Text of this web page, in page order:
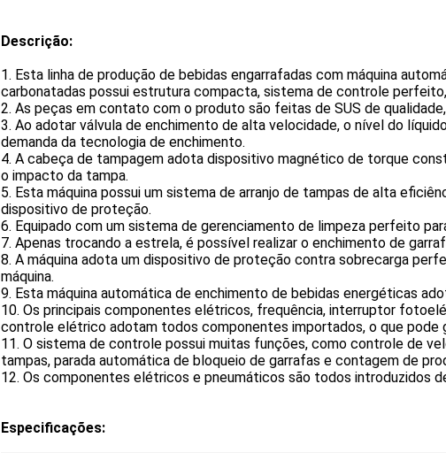
Descrição:
1. Esta linha de produção de bebidas engarrafadas com máquina
carbonatadas possui estrutura compacta, sistema de controle
2. As peças em contato com o produto são feitas de SUS de
3. Ao adotar válvula de enchimento de alta velocidade, o nível do
demanda da tecnologia de enchimento.
4. A cabeça de tampagem adota dispositivo magnético de torque
o impacto da tampa.
5. Esta máquina possui um sistema de arranjo de tampas de alta
dispositivo de proteção.
6. Equipado com um sistema de gerenciamento de limpeza perfeito
7. Apenas trocando a estrela, é possível realizar o enchimento de
8. A máquina adota um dispositivo de proteção contra sobrecarga
máquina.
9. Esta máquina automática de enchimento de bebidas energéticas
10. Os principais componentes elétricos, frequência, interruptor
controle elétrico adotam todos componentes importados, o que pode
11. O sistema de controle possui muitas funções, como controle de
tampas, parada automática de bloqueio de garrafas e contagem de
12. Os componentes elétricos e pneumáticos são todos introduzidos
Especificações: